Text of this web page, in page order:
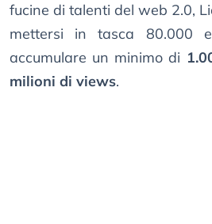
fucine di talenti del web 2.0,
mettersi in tasca 80.000
accumulare un minimo di
milioni di views.